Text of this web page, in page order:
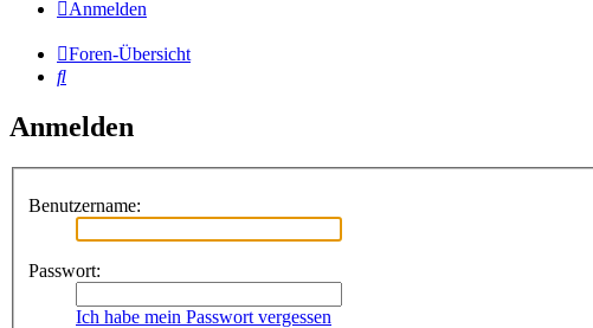
Anmelden
Foren-Übersicht
Suche
Anmelden
Benutzername:
Passwort:
Ich habe mein Passwort vergessen